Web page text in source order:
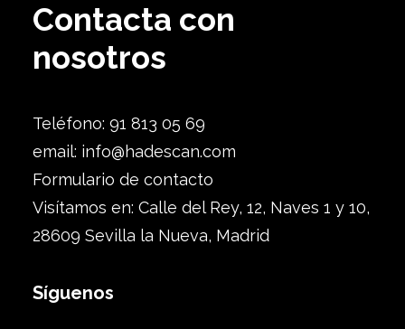
Contacta con
nosotros
Teléfono: 91 813 05 69
email: info@hadescan.com
Formulario de contacto
Visítamos en: Calle del Rey, 12, Naves 1 y 10,
28609 Sevilla la Nueva, Madrid
Síguenos